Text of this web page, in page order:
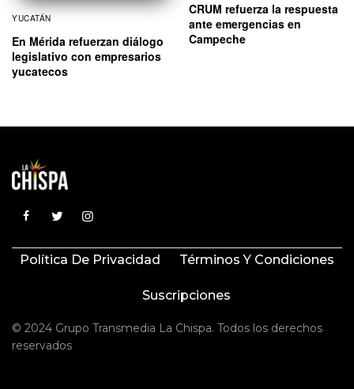
YUCATÁN
En Mérida refuerzan diálogo
legislativo con empresarios
yucatecos
CRUM refuerza la respuesta
ante emergencias en
Campeche
Política De Privacidad Términos Y Condiciones
Suscripciones
© 2024 Grupo Transmedia La Chispa. Todos los derechos
reservados